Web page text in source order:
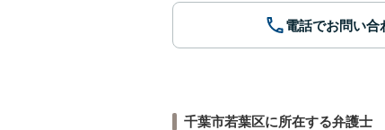
電話でお問い合
千葉市若葉区に所在する弁護士